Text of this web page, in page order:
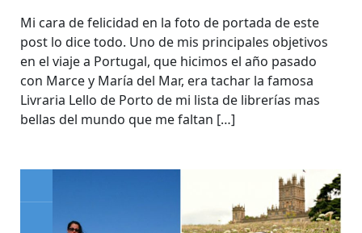
Mi cara de felicidad en la foto de portada de este
post lo dice todo. Uno de mis principales objetivos
en el viaje a Portugal, que hicimos el año pasado
con Marce y María del Mar, era tachar la famosa
Livraria Lello de Porto de mi lista de librerías mas
bellas del mundo que me faltan […]